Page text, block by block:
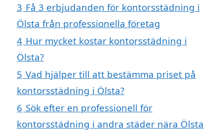
3 Få 3 erbjudanden för kontorsstädning i
Ölsta från professionella företag
4 Hur mycket kostar kontorsstädning i
Ölsta?
5 Vad hjälper till att bestämma priset på
kontorsstädning i Ölsta?
6 Sök efter en professionell för
kontorsstädning i andra städer nära Ölsta